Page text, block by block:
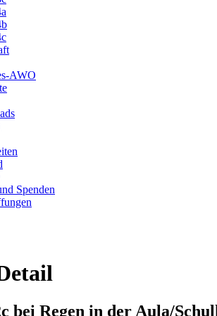
AWO
Spenden
bei Regen in der Aula/